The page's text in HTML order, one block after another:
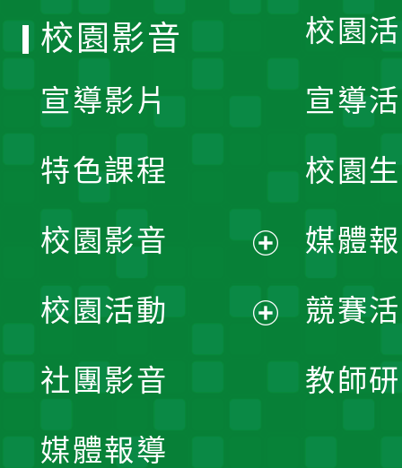
校園
宣導
校園
媒體
競賽
教師
校園影音
宣導影片
特色課程
校園影音
開
校園活動
社團影音
媒體報導